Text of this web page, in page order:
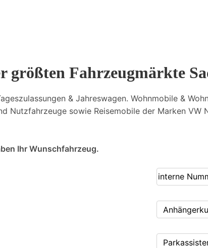
größten Fahrzeugmärkte
& Jahreswagen. Wohnmobile &
Nutzfahrzeuge sowie Reisemobile der Marken
Ihr Wunschfahrzeug.